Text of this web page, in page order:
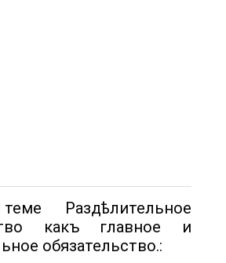
Раздѣлительное
какъ главное и
обязательство.: